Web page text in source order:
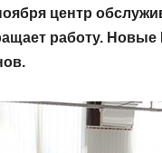
центр
работу.